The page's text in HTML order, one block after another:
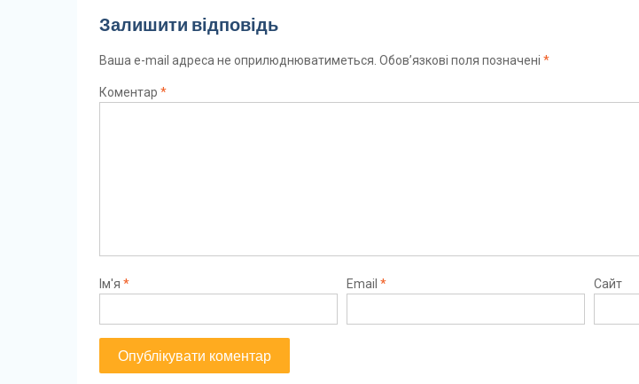
Залишити відповідь
Ваша e-mail адреса не оприлюднюватиметься. Обов’язкові поля позначені *
Коментар *
Ім'я * Email* Сайт